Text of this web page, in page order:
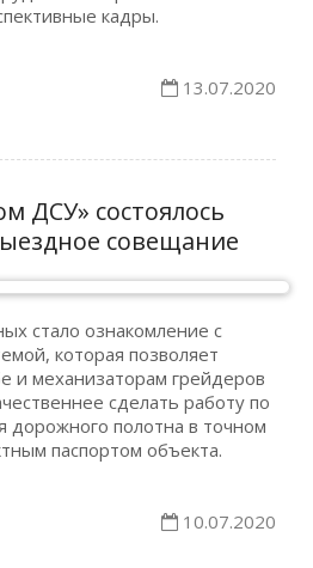
кадры.
13.07.2020
ДСУ» состоялось
совещание
стало ознакомление с
которая позволяет
и механизаторам грейдеров
сделать работу по
дорожного полотна в точном
паспортом объекта.
10.07.2020